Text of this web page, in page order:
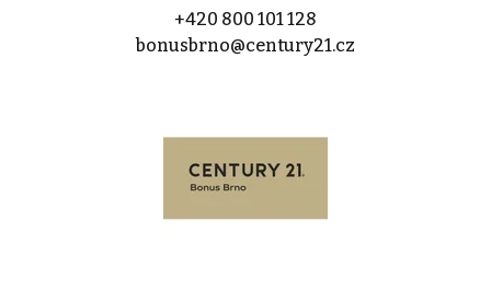
+420 800 101 128
bonusbrno@century21.cz